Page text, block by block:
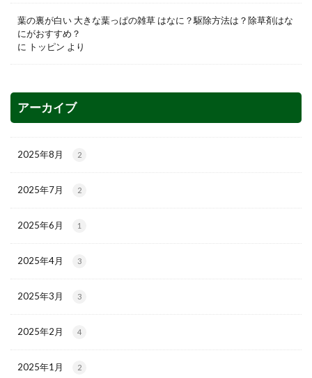
葉の裏が白い 大きな葉っぱの雑草 はなに？駆除方法は？除草剤はな
にがおすすめ？
に トッピン より
アーカイブ
2025年8月 2
2025年7月 2
2025年6月 1
2025年4月 3
2025年3月 3
2025年2月 4
2025年1月 2